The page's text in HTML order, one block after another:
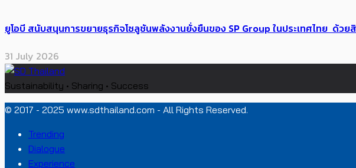
ยูโอบี สนับสนุนการขยายธุรกิจโซลูชันพลังงานยั่งยืนของ SP Group ในประเทศไทย ด้วย
31 July 2026
Sustainability • Sharing • Success
© 2017 - 2025 www.sdthailand.com - All Rights Reserved.
Trending
Dialogue
Experience